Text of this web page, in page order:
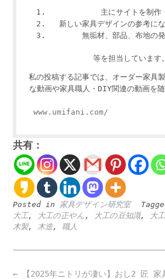
主にサイトを制作
新しい家具デザインの参考に
無垢材、部品、布地の
等を担当しています。
私の投稿する記事では、オーダー家具
な動画や家具職人・DIY関連の動画を随
www.umifani.com/
共有：
Posted in 家具デザイン研究室
大工, 大工の正やん , 大工の豆知識, 大
木製, 木造, 職人
Post 2 匠 家
← 【2025年ニトリが凄い】おし